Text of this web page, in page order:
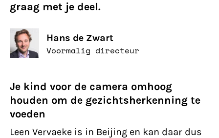
graag met je deel.
Hans de Zwart
Voormalig directeur
Je kind voor de camera omhoog
houden om de gezichtsherkenning te
voeden
Leen Vervaeke is in Beijing en kan daar dus